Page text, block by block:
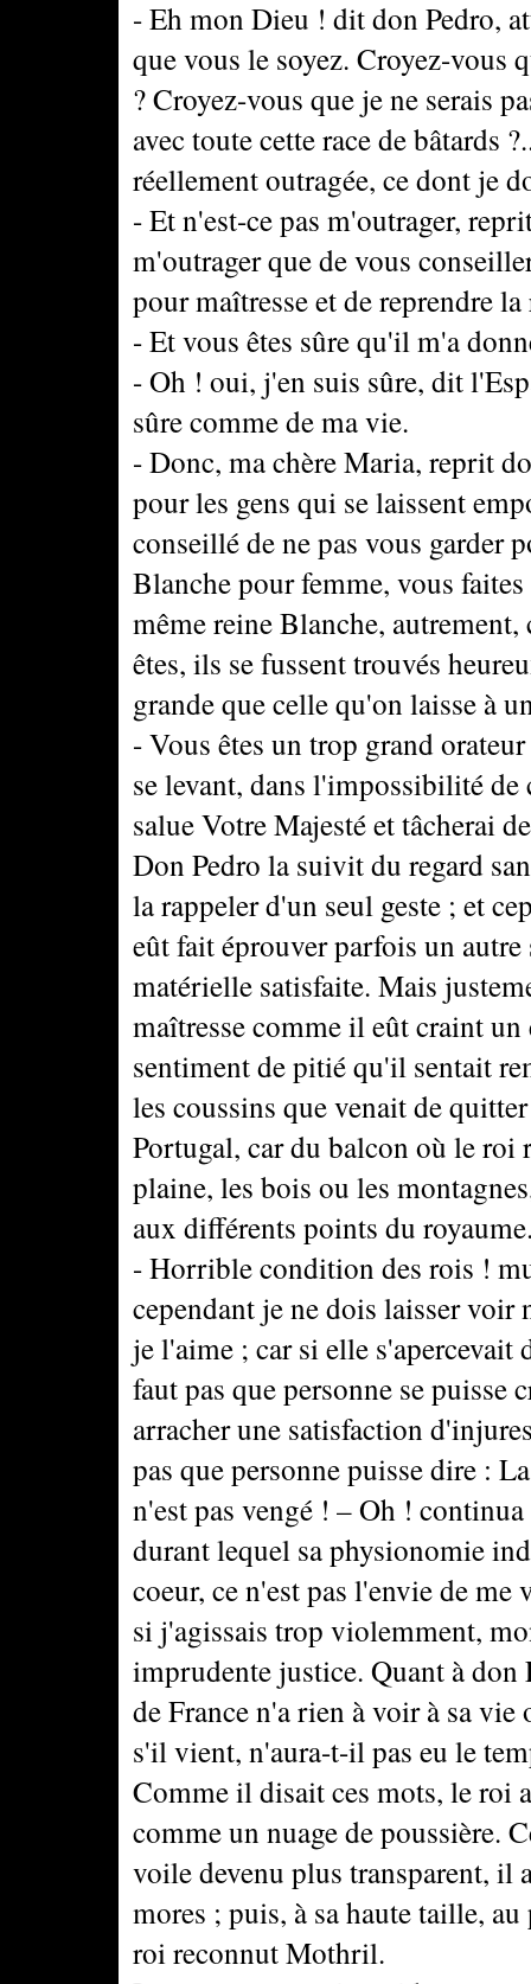
- Eh mon Dieu ! dit don Pedro,
que vous le soyez. Croyez-vous
? Croyez-vous que je ne serais
avec toute cette race de bâtards
réellement outragée, ce dont je
- Et n'est-ce pas m'outrager,
m'outrager que de vous
pour maîtresse et de reprendre
- Et vous êtes sûre qu'il m'a
- Oh ! oui, j'en suis sûre, dit
sûre comme de ma vie.
- Donc, ma chère Maria, reprit
pour les gens qui se laissent
conseillé de ne pas vous garder
Blanche pour femme, vous
même reine Blanche,
êtes, ils se fussent trouvés
grande que celle qu'on laisse à
- Vous êtes un trop grand
se levant, dans l'impossibilité
salue Votre Majesté et tâcherai
Don Pedro la suivit du regard
la rappeler d'un seul geste ; et
eût fait éprouver parfois un
matérielle satisfaite. Mais
maîtresse comme il eût craint
sentiment de pitié qu'il sentait
les coussins que venait de
Portugal, car du balcon où le roi
plaine, les bois ou les
aux différents points du
- Horrible condition des rois !
cependant je ne dois laisser voir
je l'aime ; car si elle s'apercevait
faut pas que personne se
arracher une satisfaction
pas que personne puisse dire :
n'est pas vengé ! – Oh !
durant lequel sa physionomie
coeur, ce n'est pas l'envie de
si j'agissais trop violemment,
imprudente justice. Quant à
de France n'a rien à voir à sa
s'il vient, n'aura-t-il pas eu le
Comme il disait ces mots, le roi
comme un nuage de poussière.
voile devenu plus transparent, il
mores ; puis, à sa haute taille,
roi reconnut Mothril.